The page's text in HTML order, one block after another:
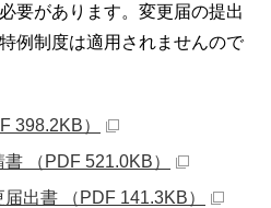
要があります。変更届の提出
例制度は適用されませんので
398.2KB）
（PDF 521.0KB）
出書 （PDF 141.3KB）